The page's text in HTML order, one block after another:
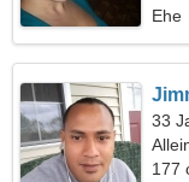
Ehe
33
177